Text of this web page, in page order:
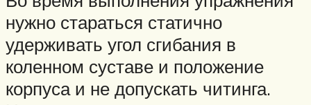
нужно стараться статично
удерживать угол сгибания в
коленном суставе и положение
корпуса и не допускать читинга.